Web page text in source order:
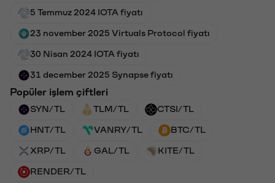
5 Temmuz 2024 IOTA fiyatı
23 november 2025 Virtuals Protocol fiyatı
30 Nisan 2024 IOTA fiyatı
31 december 2025 Synapse fiyatı
Popüler işlem çiftleri
SYN/TL TLM/TL CTSI/TL
HNT/TL VANRY/TL BTC/TL
XRP/TL GAL/TL KITE/TL
RENDER/TL